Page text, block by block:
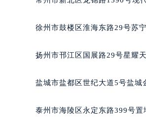
大连市中山区
东莞市东城街
南通市崇川区
武汉市江汉区
徐州市鼓楼区淮海东路29号苏
扬州市邗江区国展路29号星耀
盐城市盐都区世纪大道5号盐城
泰州市海陵区永定东路399号